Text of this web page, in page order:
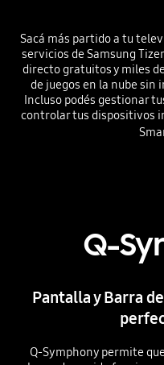
Sacá más partido a tu
servicios de Samsung
directo gratuitos y miles
de juegos en la nube sin
Incluso podés gestionar
controlar tus dispositivos
Q-
Pantalla y Barra
Q-Symphony permite